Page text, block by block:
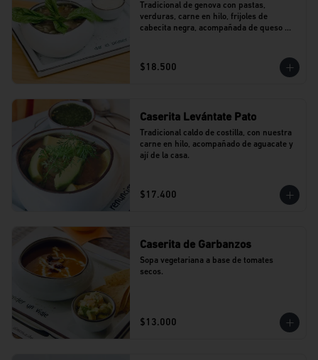
Tradicional de genova con pastas,
verduras, carne en hilo, frijoles de
cabecita negra, acompañada de queso
$18.500
Caserita Levántate Pato
Tradicional caldo de costilla, con nuestra
carne en hilo, acompañado de aguacate y
ají de la casa.
$17.400
Caserita de Garbanzos
Sopa vegetariana a base de tomates
secos.
$13.000